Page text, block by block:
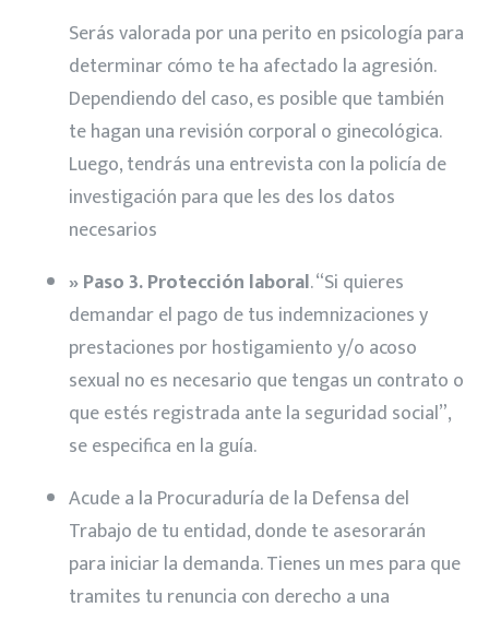
Serás valorada por una perito en psicología para
determinar cómo te ha afectado la agresión.
Dependiendo del caso, es posible que también
te hagan una revisión corporal o ginecológica.
Luego, tendrás una entrevista con la policía de
investigación para que les des los datos
necesarios
» Paso 3. Protección laboral. “Si quieres
demandar el pago de tus indemnizaciones y
prestaciones por hostigamiento y/o acoso
sexual no es necesario que tengas un contrato o
que estés registrada ante la seguridad social”,
se especifica en la guía.
Acude a la Procuraduría de la Defensa del
Trabajo de tu entidad, donde te asesorarán
para iniciar la demanda. Tienes un mes para que
tramites tu renuncia con derecho a una